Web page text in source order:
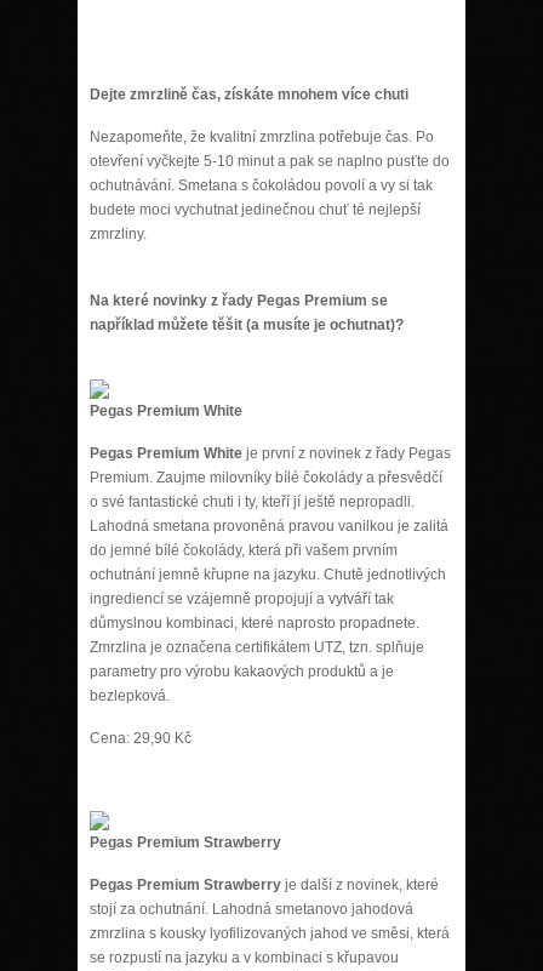
Dejte zmrzlině čas, získáte mnohem více chuti
Nezapomeňte, že kvalitní zmrzlina potřebuje čas. Po
otevření vyčkejte 5-10 minut a pak se naplno pusťte do
ochutnávání. Smetana s čokoládou povolí a vy si tak
budete moci vychutnat jedinečnou chuť té nejlepší
zmrzliny.
Na které novinky z řady Pegas Premium se
například můžete těšit (a musíte je ochutnat)?
Pegas Premium White
Pegas Premium White je první z novinek z řady Pegas
Premium. Zaujme milovníky bílé čokolády a přesvědčí
o své fantastické chuti i ty, kteří jí ještě nepropadli.
Lahodná smetana provoněná pravou vanilkou je zalitá
do jemné bílé čokolády, která při vašem prvním
ochutnání jemně křupne na jazyku. Chutě jednotlivých
ingrediencí se vzájemně propojují a vytváří tak
důmyslnou kombinaci, které naprosto propadnete.
Zmrzlina je označena certifikátem UTZ, tzn. splňuje
parametry pro výrobu kakaových produktů a je
bezlepková.
Cena: 29,90 Kč
Pegas Premium Strawberry
Pegas Premium Strawberry je další z novinek, které
stojí za ochutnání. Lahodná smetanovo jahodová
zmrzlina s kousky lyofilizovaných jahod ve směsi, která
se rozpustí na jazyku a v kombinaci s křupavou